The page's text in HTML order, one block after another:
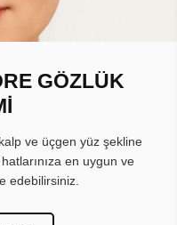
GÖZLÜK
ve üçgen yüz şekline
en uygun ve
edebilirsiniz.